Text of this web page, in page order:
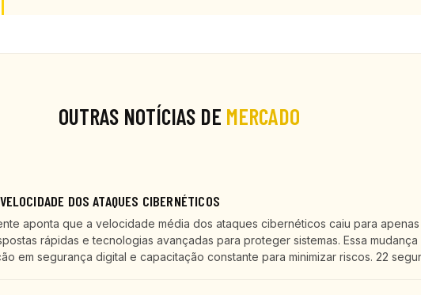
OUTRAS NOTÍCIAS DE MERCADO
DOS ATAQUES CIBERNÉTICOS
aponta que a velocidade média dos ataques cibernéticos caiu para
rápidas e tecnologias avançadas para proteger sistemas. Essa
em segurança digital e capacitação constante para minimizar riscos. 22